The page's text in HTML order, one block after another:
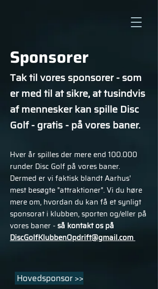
Sponsorer
Tak til vores sponsorer - som
er med til at sikre, at tusindvis
af mennesker kan spille Disc
Golf - gratis - på vores baner.
Hver år spilles der mere end 100.000
runder Disc Golf på vores baner.
Dermed er vi faktisk blandt Aarhus'
mest besøgte "attraktioner". Vi du høre
mere om, hvordan du kan få et synligt
sponsorat i klubben, sporten og/eller på
vores baner -så kontakt os på
DiscGolfKlubbenOpdrift@gmail.com
Hovedsponsor >>